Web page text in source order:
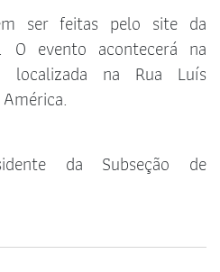
ser feitas pelo site da
O evento acontecerá na
localizada na Rua Luís
da Subseção de